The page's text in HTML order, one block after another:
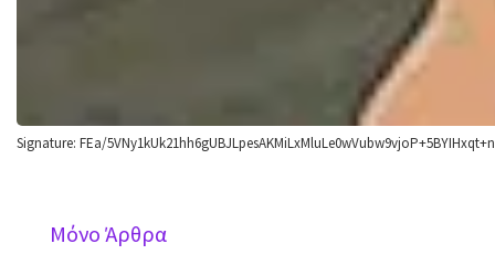
Signature: FEa/
Mόνο Άρθρα